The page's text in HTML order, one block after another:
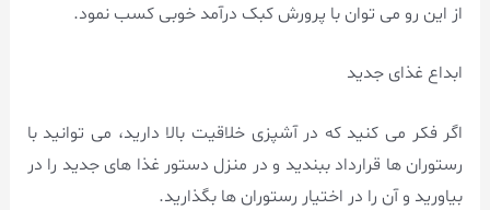
از این رو می توان با پرورش کبک درآمد خوبی کسب نمود.
ابداع غذای جدید
اگر فکر می کنید که در آشپزی خلاقیت بالا دارید، می توانید با
رستوران ها قرارداد ببندید و در منزل دستور غذا های جدید را در
بیاورید و آن را در اختیار رستوران ها بگذارید.